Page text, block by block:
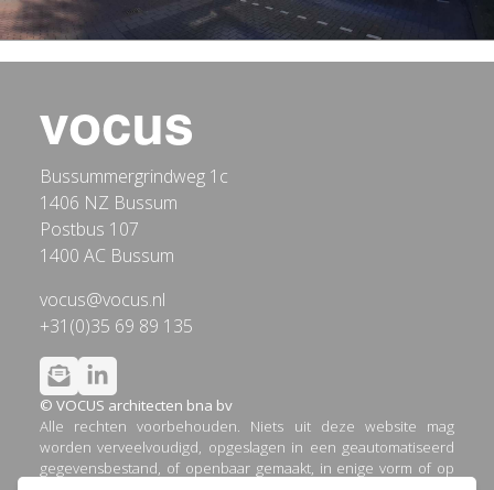
Bussummergrindweg 1c
1406 NZ Bussum
Postbus 107
1400 AC Bussum
vocus@vocus.nl
+31(0)35 69 89 135
© VOCUS architecten bna bv
Alle rechten voorbehouden. Niets uit deze website mag
worden verveelvoudigd, opgeslagen in een geautomatiseerd
gegevensbestand, of openbaar gemaakt, in enige vorm of op